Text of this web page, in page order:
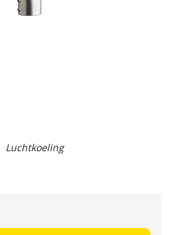
Luchtkoeling